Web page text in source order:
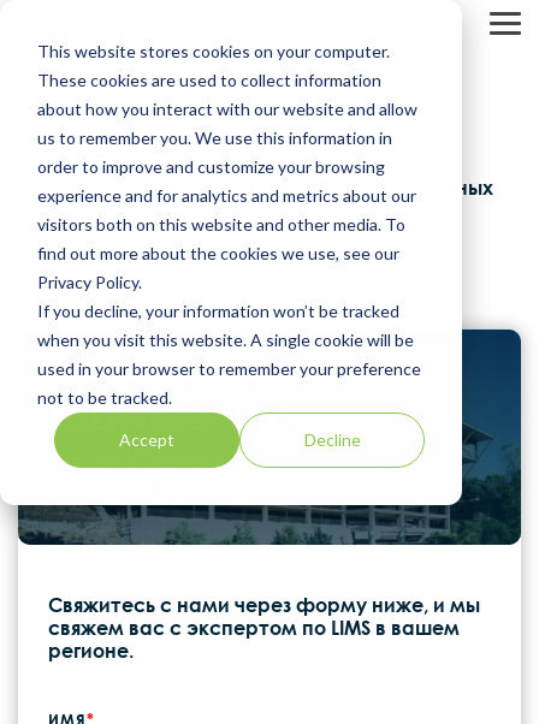
This website stores cookies on your computer.
These cookies are used to collect information
about how you interact with our website and allow
us to remember you. We use this information in
order to improve and customize your browsing
experience and for analytics and metrics about our
visitors both on this website and other media. To
find out more about the cookies we use, see our
Privacy Policy.
If you decline, your information won’t be tracked
when you visit this website. A single cookie will be
used in your browser to remember your preference
not to be tracked.
Accept Decline
main
Свяжитесь с нами
Вам нужно связаться с командой глобальных
продаж? Вы попали по адресу.
ГЛОБАЛЬНАЯ ШТАБ-КВАРТИРА
LabWare, Inc.
3 Mill Road, Suite 102
Свяжитесь с нами через форму ниже, и мы
свяжем вас с экспертом по LIMS в вашем
регионе.
ИМЯ*